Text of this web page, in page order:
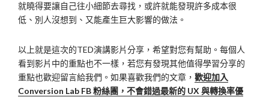
就曉得要讓自己往小細節去尋找，或許就能發現許多成本很
低、別人沒想到、又能產生巨大影響的做法。
以上就是這次的TED演講影片分享，希望對您有幫助。每個人
看到影片中的重點也不一樣，若您有發現其他值得學習分享的
重點也歡迎留言給我們。如果喜歡我們的文章， 歡迎加入
Conversion Lab FB 粉絲團，不會錯過最新的 UX 與轉換率優